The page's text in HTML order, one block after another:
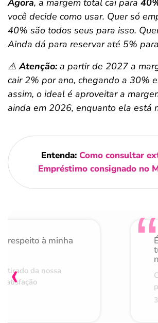
Agora, a margem total cai para
você decide como usar. Quer só
40% são todos seus para isso.
Ainda dá para reservar até 5%
⚠️Atenção:a partir de 2027 a
cair 2% por ano, chegando a 30%
assim, o ideal é aproveitar a
ainda em 2026, enquanto ela está
Entenda: Como consultar
Empréstimo consignado no
respeito à minha
da nossa
‹